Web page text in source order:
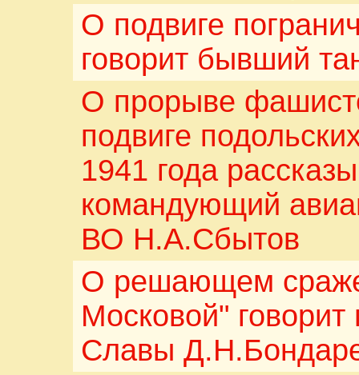
О подвиге
говорит бывший
О прорыве
подвиге
1941 года
командующий
ВО Н.А.Сбытов
О решающем
Московой"
Славы